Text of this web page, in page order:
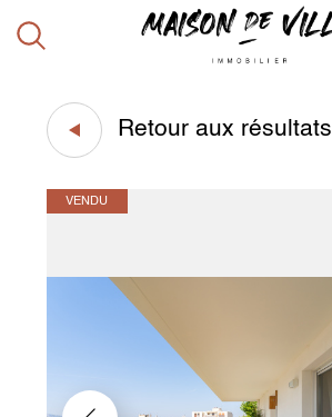
Retour aux résultats
VENDU